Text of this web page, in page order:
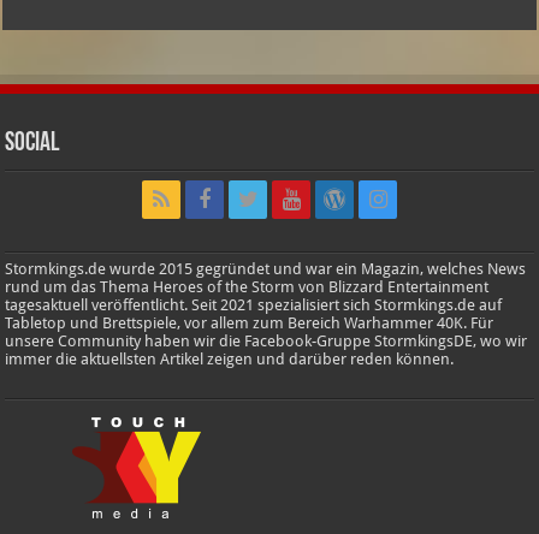
Social
Stormkings.de wurde 2015 gegründet und war ein Magazin, welches News
rund um das Thema Heroes of the Storm von Blizzard Entertainment
tagesaktuell veröffentlicht. Seit 2021 spezialisiert sich Stormkings.de auf
Tabletop und Brettspiele, vor allem zum Bereich Warhammer 40K. Für
unsere Community haben wir die Facebook-Gruppe StormkingsDE, wo wir
immer die aktuellsten Artikel zeigen und darüber reden können.